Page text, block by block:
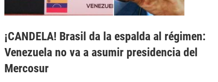
¡CANDELA! Brasil da la espalda al régimen:
Venezuela no va a asumir presidencia del
Mercosur